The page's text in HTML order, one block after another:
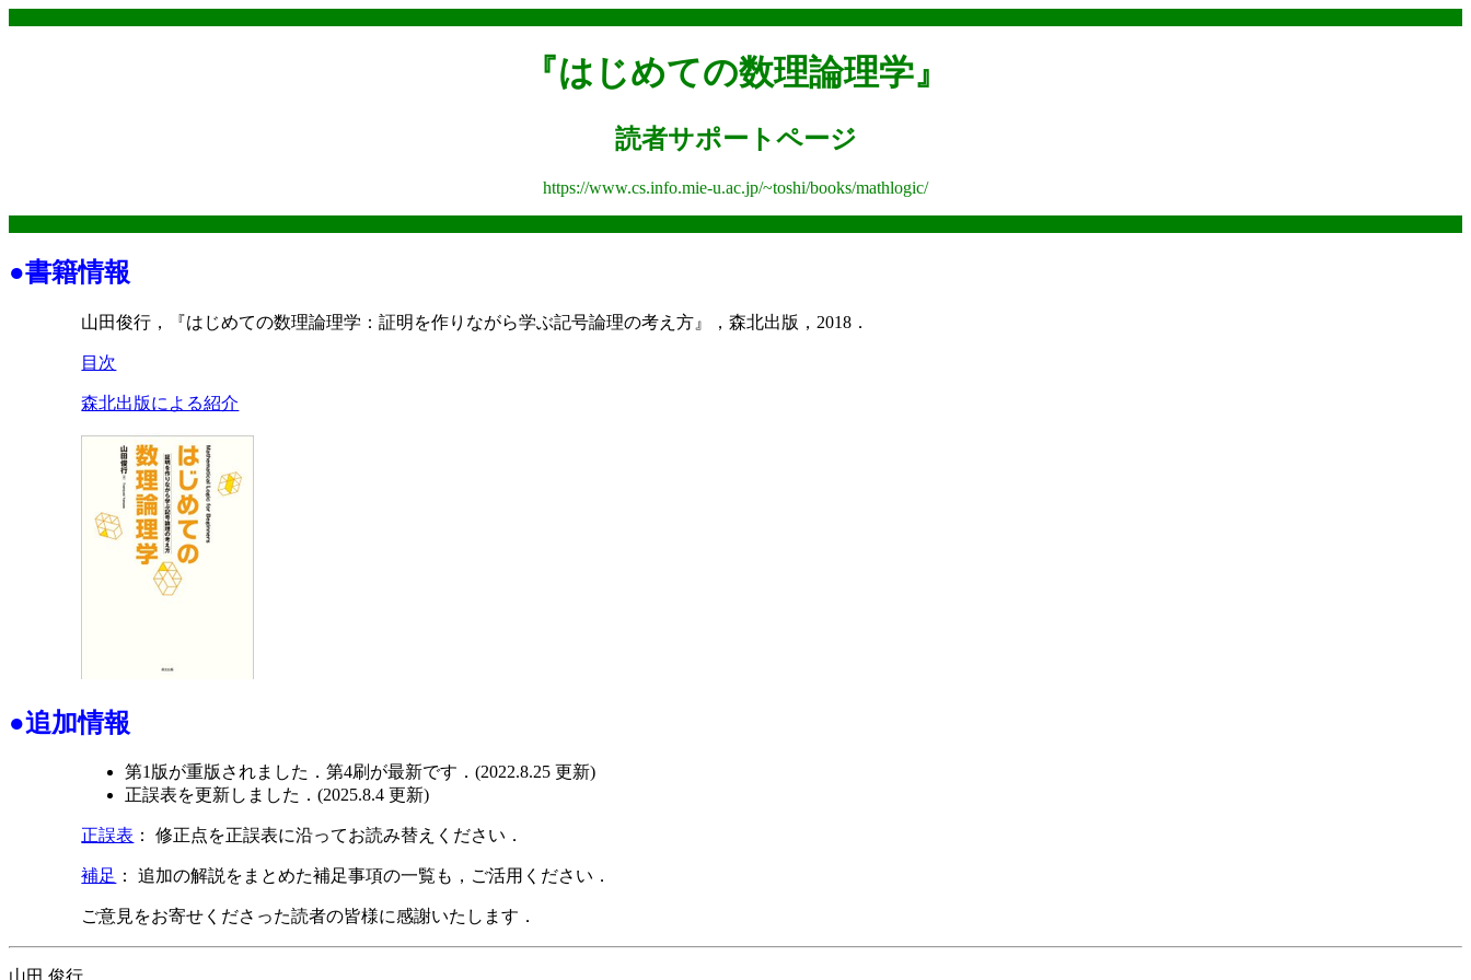
『はじめての数理論理学』
読者サポートページ
https://www.cs.info.mie-u.ac.jp/~toshi/books/mathlogic/
●書籍情報
山田俊行，『はじめての数理論理学：証明を作りながら学ぶ記号論理の考え方』，森北出版，2018．
目次
森北出版による紹介
●追加情報
第1版が重版されました．第4刷が最新です．(2022.8.25 更新)
正誤表を更新しました．(2025.8.4 更新)
正誤表 ：修正点を正誤表に沿ってお読み替えください．
補足 ： 追加の解説をまとめた補足事項の一覧も，ご活用ください．
ご意見をお寄せくださった読者の皆様に感謝いたします．